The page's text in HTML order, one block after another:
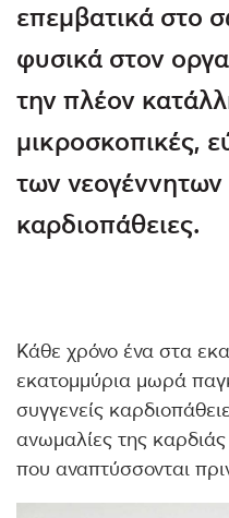
επεμβατικά στο
φυσικά στον
την πλέον
μικροσκοπικές,
των
καρδιοπάθειες.
Κάθε χρόνο ένα στα
εκατομμύρια μωρά
συγγενείς
ανωμαλίες της
που αναπτύσσονται